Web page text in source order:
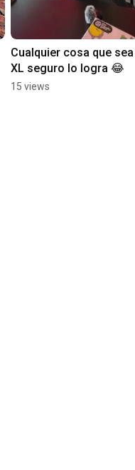
Cualquier cosa que sea
XL seguro lo logra 😂
15 views